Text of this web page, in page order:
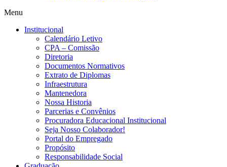
Menu
Institucional
Calendário Letivo
CPA – Comissão
Diretoria
Documentos Normativos
Extrato de Diplomas
Infraestrutura
Mantenedora
Nossa Historia
Parcerias e Convênios
Procuradora Educacional Institucional
Seja Nosso Colaborador!
Portal do Empregado
Propósito
Responsabilidade Social